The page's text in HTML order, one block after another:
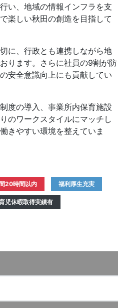
い、地域の情報インフラを支
楽しい秋田の創造を目指して
に、行政とも連携しながら地
ります。さらに社員の9割が防
安全意識向上にも貢献してい
度の導入、事業所内保育施設
のワークスタイルにマッチし
きやすい環境を整えていま
20時間以内 福利厚生充実
児休暇取得実績有